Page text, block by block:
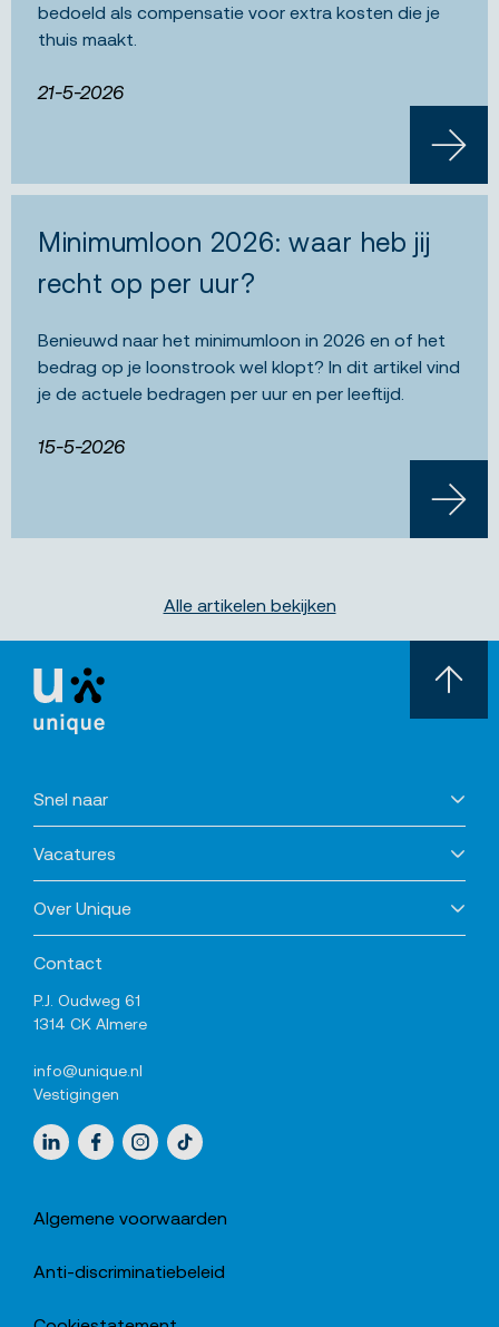
bedoeld als compensatie voor extra kosten die je
thuis maakt.
21-5-2026
LEES
Minimumloon 2026: waar heb jij
recht op per uur?
Benieuwd naar het minimumloon in 2026 en of het
bedrag op je loonstrook wel klopt? In dit artikel vind
je de actuele bedragen per uur en per leeftijd.
15-5-2026
LEES
Alle artikelen bekijken
Snel naar
Vacatures
Over Unique
Contact
P.J. Oudweg 61
1314 CK Almere
info@unique.nl
Vestigingen
Sociale media
LinkedInFacebookInstagram
TikTok
Algemene voorwaarden
Anti-discriminatiebeleid